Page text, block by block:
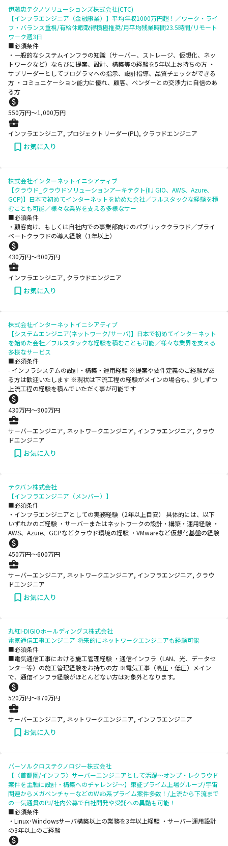
伊藤忠テクノソリューションズ株式会社(CTC)
【インフラエンジニア（金融事業）】平均年収1000万円超！／ワーク・ライ
フ・バランス重視/有給休暇取得積極推奨/月平均残業時間23.5時間/リモート
ワーク週3日
■必須条件
・一般的なシステムインフラの知識（サーバー、ストレージ、仮想化、ネッ
トワークなど）ならびに提案、設計、構築等の経験を5年以上お持ちの方 ・
サブリーダーとしてプログラマへの指示、設計指導、品質チェックができる
方 ・コミュニケーション能力に優れ、顧客、ベンダーとの交渉力に自信のあ
る方
550万円〜1,000万円
インフラエンジニア, プロジェクトリーダー(PL), クラウドエンジニア
お気に入り
株式会社インターネットイニシアティブ
【クラウド_クラウドソリューションアーキテクト(IIJ GIO、AWS、Azure、
GCP)】日本で初めてインターネットを始めた会社／フルスタックな経験を積
むことも可能／様々な業界を支える多様なサー
■必須条件
・顧客向け、もしくは自社内での事業部向けのパブリッククラウド／プライ
ベートクラウドの導入経験（1年以上）
430万円〜900万円
インフラエンジニア, クラウドエンジニア
お気に入り
株式会社インターネットイニシアティブ
【システムエンジニア(ネットワーク/サーバ)】日本で初めてインターネット
を始めた会社／フルスタックな経験を積むことも可能／様々な業界を支える
多様なサービス
■必須条件
- インフラシステムの設計・構築・運用経験 ※提案や要件定義のご経験があ
る方は歓迎いたします ※現状は下流工程の経験がメインの場合も、少しずつ
上流工程の経験を積んでいただく事が可能です
430万円〜900万円
サーバーエンジニア, ネットワークエンジニア, インフラエンジニア, クラウ
ドエンジニア
お気に入り
テクバン株式会社
【インフラエンジニア（メンバー）】
■必須条件
・インフラエンジニアとしての実務経験（2年以上目安） 具体的には、以下
いずれかのご経験 ・サーバーまたはネットワークの設計・構築・運用経験 ・
AWS、Azure、GCPなどクラウド環境の経験 ・VMwareなど仮想化基盤の経験
450万円〜600万円
サーバーエンジニア, ネットワークエンジニア, インフラエンジニア, クラウ
ドエンジニア
お気に入り
丸紅I-DIGIOホールディングス株式会社
電気通信工事エンジニア-将来的にネットワークエンジニアも経験可能
■必須条件
■電気通信工事における施工管理経験 ・通信インフラ（LAN、光、データセ
ンター等）の施工管理経験をお持ちの方 ※電気工事（高圧・低圧）メイン
で、通信インフラ経験がほとんどない方は対象外となります。
520万円〜870万円
サーバーエンジニア, ネットワークエンジニア, インフラエンジニア
お気に入り
パーソルクロステクノロジー株式会社
【〈首都圏/インフラ〉サーバーエンジニアとして活躍～オンプ・レクラウド
案件を主軸に設計・構築へのチャレンジ～】東証プライム上場グループ/宇宙
関連からメガベンチャーなどのWeb系プライム案件多数！/上流から下流まで
の一気通貫のPJ/社内公募で自社開発や受託への異動も可能！
■必須条件
・Linux･Windowsサーバ構築以上の業務を3年以上経験 ・サーバー運用設計
の3年以上のご経験